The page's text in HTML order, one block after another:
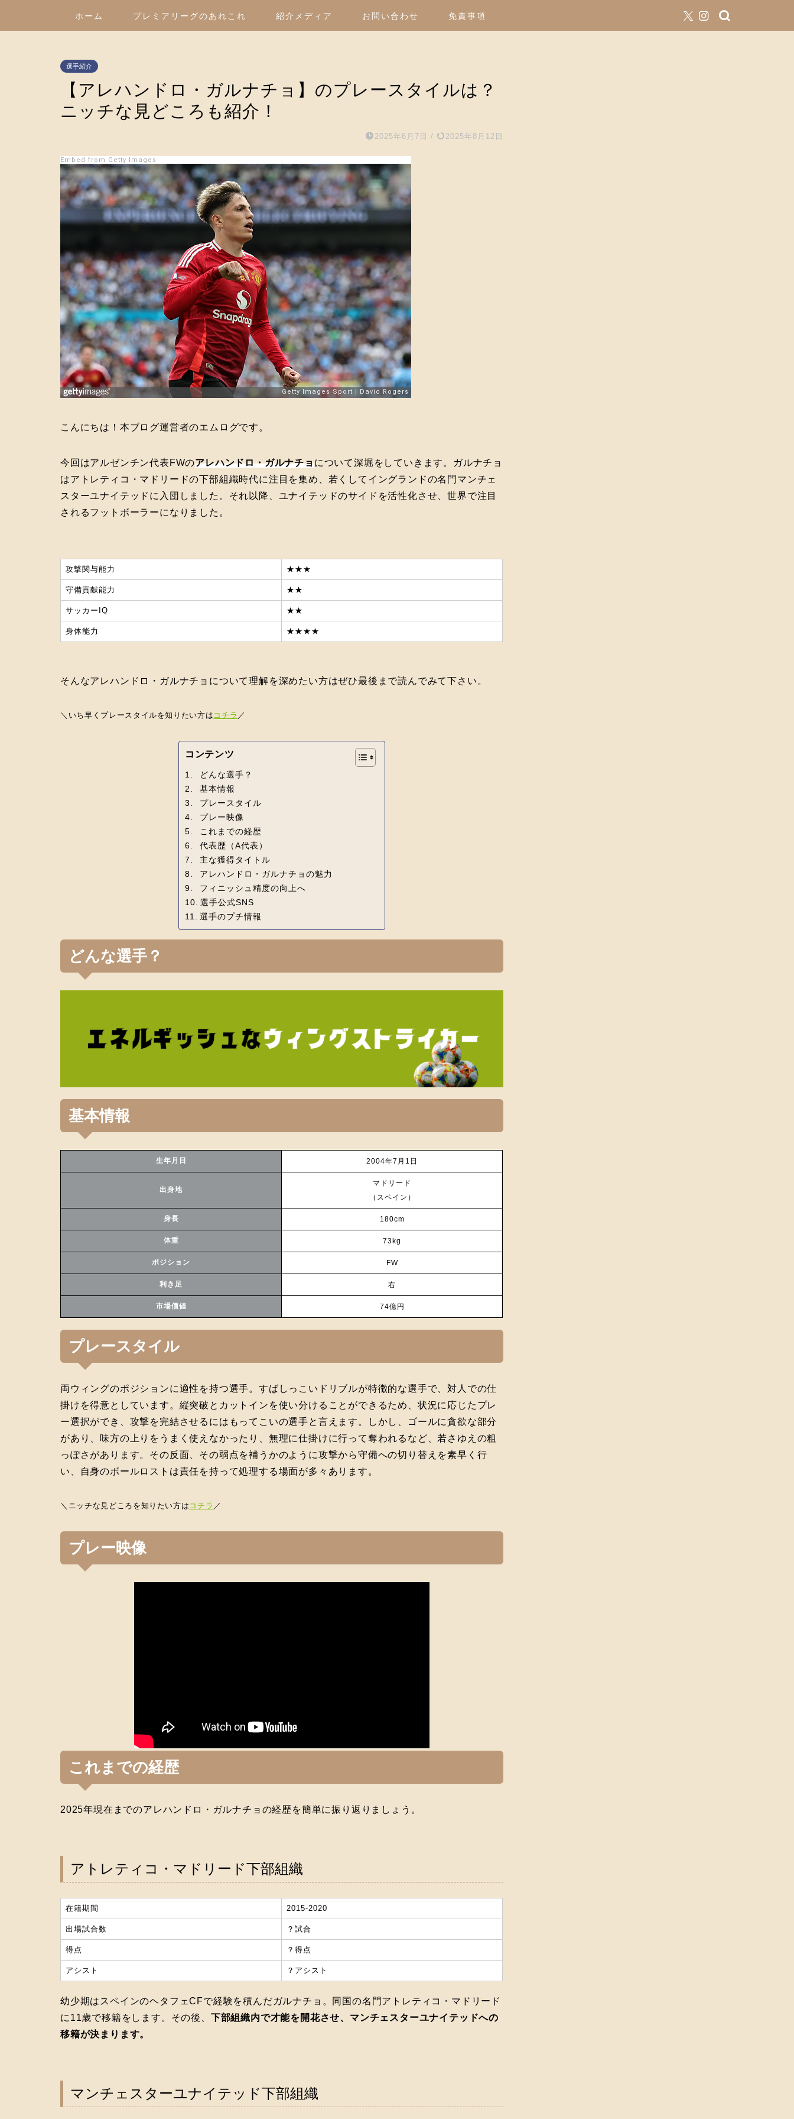
ホーム プレミアリーグのあれこれ 紹介メディア お問い合わせ 免責事項
選手紹介
【アレハンドロ・ガルナチョ】のプレースタイルは？
ニッチな見どころも紹介！
2025年6月7日 / 2025年8月12日
Embed from Getty Images
こんにちは！本ブログ運営者のエムログです。
今回はアルゼンチン代表FWのアレハンドロ・ガルナチョについて深堀をしていきます。ガルナチョ
はアトレティコ・マドリードの下部組織時代に注目を集め、若くしてイングランドの名門マンチェ
スターユナイテッドに入団しました。それ以降、ユナイテッドのサイドを活性化させ、世界で注目
されるフットボーラーになりました。
攻撃関与能力 ★★★
守備貢献能力 ★★
サッカーIQ ★★
身体能力 ★★★★
そんなアレハンドロ・ガルナチョについて理解を深めたい方はぜひ最後まで読んでみて下さい。
＼いち早くプレースタイルを知りたい方は コチラ ／
コンテンツ
どんな選手？
基本情報
プレースタイル
プレー映像
これまでの経歴
代表歴（A代表）
主な獲得タイトル
アレハンドロ・ガルナチョの魅力
フィニッシュ精度の向上へ
選手公式SNS
選手のプチ情報
どんな選手？
基本情報
生年月日 2004年7月1日
出身地
マドリード
（スペイン）
身長 180cm
体重 73kg
ポジション FW
利き足 右
市場価値 74億円
プレースタイル
両ウィングのポジションに適性を持つ選手。すばしっこいドリブルが特徴的な選手で、対人での仕
掛けを得意としています。縦突破とカットインを使い分けることができるため、状況に応じたプレ
ー選択ができ、攻撃を完結させるにはもってこいの選手と言えます。しかし、ゴールに貪欲な部分
があり、味方の上りをうまく使えなかったり、無理に仕掛けに行って奪われるなど、若さゆえの粗
っぽさがあります。その反面、その弱点を補うかのように攻撃から守備への切り替えを素早く行
い、自身のボールロストは責任を持って処理する場面が多々あります。
＼ニッチな見どころを知りたい方は コチラ ／
プレー映像
これまでの経歴
2025年現在までのアレハンドロ・ガルナチョの経歴を簡単に振り返りましょう。
アトレティコ・マドリード下部組織
在籍期間 2015-2020
出場試合数 ？試合
得点 ？得点
アシスト ？アシスト
幼少期はスペインのヘタフェCFで経験を積んだガルナチョ。同国の名門アトレティコ・マドリード
に11歳で移籍をします。その後、 下部組織内で才能を開花させ、マンチェスターユナイテッドへの
移籍が決まります。
マンチェスターユナイテッド下部組織